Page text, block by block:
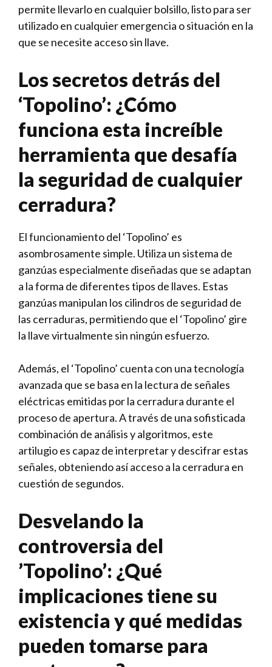
permite llevarlo en cualquier bolsillo, listo para ser
utilizado​ en cualquier ⁢emergencia o situación en ⁣la
que se necesite acceso sin llave.
Los secretos detrás ⁤del
‘Topolino’: ¿Cómo
funciona esta increíble
herramienta ⁤que desafía
la‍ seguridad de cualquier
cerradura?
El funcionamiento del ‘Topolino’ es
asombrosamente simple. Utiliza un sistema⁣ de
ganzúas especialmente ​diseñadas que ‍se adaptan
a la forma de ⁣diferentes tipos de llaves.‍ Estas
ganzúas manipulan los cilindros de seguridad‍ de
las cerraduras, permitiendo que el ‘Topolino’ gire
la⁤ llave virtualmente sin ningún ‌esfuerzo.
Además, el ‘Topolino’ cuenta con una tecnología
avanzada que se basa en⁣ la lectura ⁣de⁤ señales
⁢eléctricas⁢ emitidas por la cerradura durante el
proceso de apertura.‌ A través de una sofisticada
combinación de análisis y algoritmos, este
artilugio es capaz de interpretar y descifrar estas
señales, obteniendo así acceso a la cerradura en
cuestión de segundos.
Desvelando la
controversia‌ del ​
‍’Topolino’: ¿Qué
implicaciones ⁢tiene ⁢su
existencia ⁣y⁣ ⁢qué medidas​
pueden⁣ tomarse para